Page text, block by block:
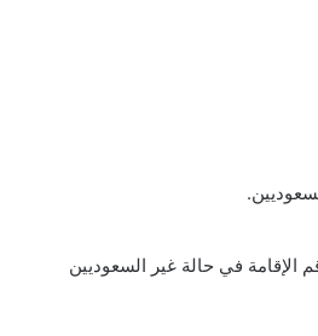
الإقامة في حالة غير السعوديين